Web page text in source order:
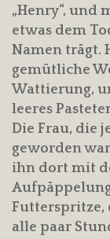
„Henry“, und
etwas dem
Namen trägt.
gemütliche
Wattierung,
leeres
Die Frau, die
geworden
ihn dort mit
Futterspritze,
alle paar